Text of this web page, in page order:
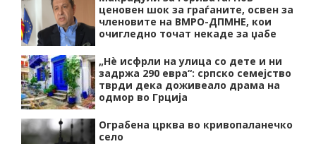
ценовен шок за граѓаните, освен за
членовите на ВМРО-ДПМНЕ, кои
очигледно точат некаде за џабе
„Нѐ исфрли на улица со дете и ни
задржа 290 евра“: српско семејство
тврди дека доживеало драма на
одмор во Грција
Ограбена црква во кривопаланечко
село